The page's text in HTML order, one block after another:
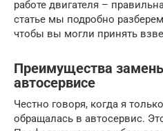
работе двигателя –
статье мы подробно
чтобы вы могли принять
Преимущества
автосервисе
Честно говоря, когда я
обращалась в автосервис.